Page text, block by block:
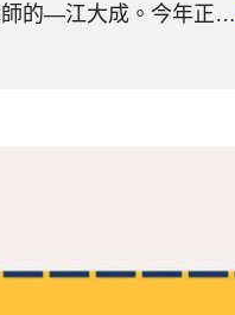
師的—江大成。今年正…